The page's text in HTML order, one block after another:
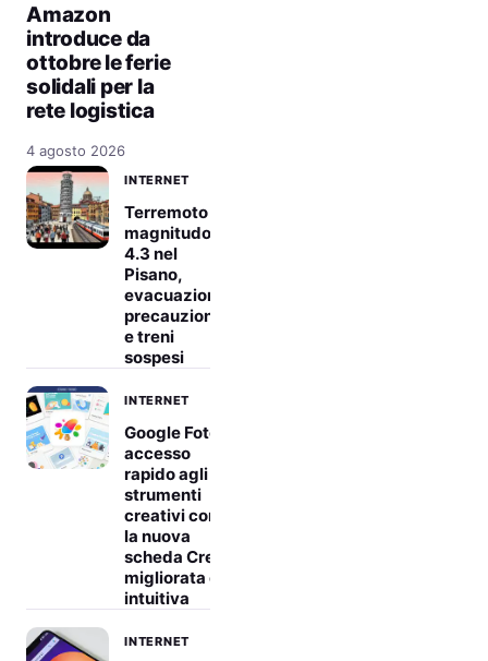
Amazon
introduce da
ottobre le ferie
solidali per la
rete logistica
4 agosto 2026
INTERNET
Terremoto di
magnitudo
4.3 nel
Pisano,
evacuazioni
precauzionali
e treni
sospesi
INTERNET
Google Foto
accesso
rapido agli
strumenti
creativi con
la nuova
scheda Crea
migliorata ed
intuitiva
INTERNET